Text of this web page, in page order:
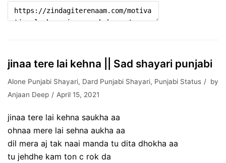
jinaa tere lai kehna || Sad shayari punjabi
Alone Punjabi Shayari, Dard Punjabi Shayari, Punjabi Status
by
Anjaan Deep
April 15, 2021
jinaa tere lai kehna saukha aa
ohnaa mere lai sehna aukha aa
dil mera aj tak naai manda tu dita dhokha aa
tu jehdhe kam ton c rok da